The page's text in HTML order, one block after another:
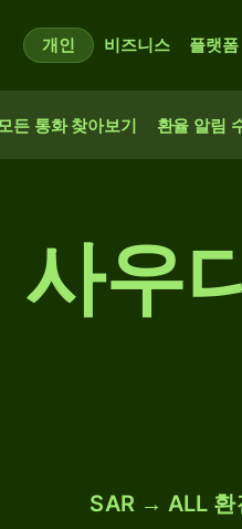
개인 비즈니스 플랫폼
든 통화 찾아보기 환율 알림
사우
SAR → ALL 환